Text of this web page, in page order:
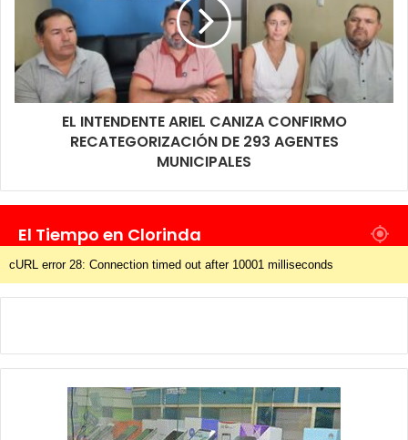
EL INTENDENTE ARIEL CANIZA CONFIRMO
RECATEGORIZACIÓN DE 293 AGENTES
MUNICIPALES
El Tiempo en Clorinda
cURL error 28: Connection timed out after 10001 milliseconds